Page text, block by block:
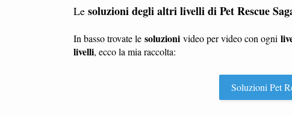
Le soluzioni degli altri livelli di Pet Rescue
In basso trovate le soluzioni video per video con ogni
livelli, ecco la mia raccolta:
Soluzioni Pet